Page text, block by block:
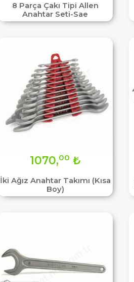
8 Parça Çakı Tipi Allen
Anahtar Seti-Sae
İki Ağız Anahtar Takımı (Kısa
Boy)
1070,00 ₺